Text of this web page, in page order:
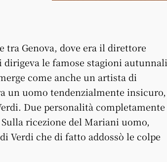
tra Genova, dove era il direttore
dirigeva le famose stagioni autunnali
come anche un artista di
un uomo tendenzialmente insicuro,
Due personalità completamente
ricezione del Mariani uomo,
Verdi che di fatto addossò le colpe